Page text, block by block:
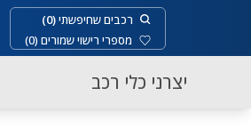
רכבים שחיפשתי(
0
)
מספרי רישוי שמורים (
0
)
יצרני כלי רכב